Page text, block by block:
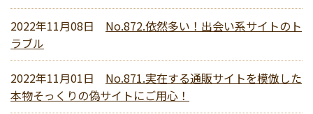
2022年11月08日
No.872.依然多い！出会い系サイトのト
ラブル
2022年11月01日
No.871.実在する通販サイトを模倣した
本物そっくりの偽サイトにご用心！